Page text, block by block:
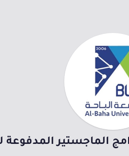
المدفوعة للعام